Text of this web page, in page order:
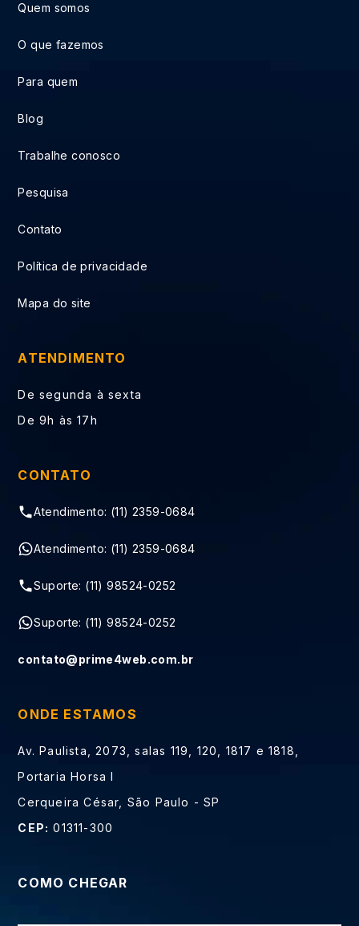
Quem somos
O que fazemos
Para quem
Blog
Trabalhe conosco
Pesquisa
Contato
Política de privacidade
Mapa do site
ATENDIMENTO
De segunda à sexta
De 9h às 17h
CONTATO
Atendimento: (11) 2359-0684
Atendimento: (11) 2359-0684
Suporte: (11) 98524-0252
Suporte: (11) 98524-0252
contato@prime4web.com.br
ONDE ESTAMOS
Av. Paulista, 2073, salas 119, 120, 1817 e 1818,
Portaria Horsa I
Cerqueira César, São Paulo - SP
CEP: 01311-300
COMO CHEGAR